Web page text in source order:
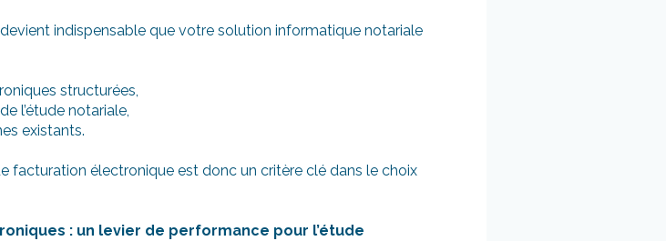
indispensable que votre solution informatique notariale
structurées,
l’étude notariale,
existants.
facturation électronique est donc un critère clé dans le choix
: un levier de performance pour l’étude